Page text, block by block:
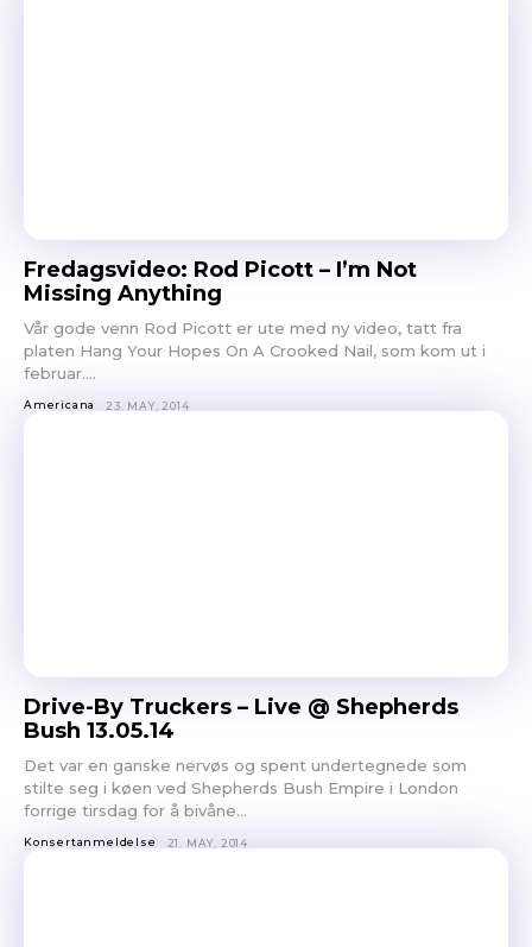
Les bloggen.Passer din musikk inn blant platene vi skriver
Fredagsvideo: Rod Picott – I’m Not
Missing Anything
Vår gode venn Rod Picott er ute med ny video, tatt fra
platen Hang Your Hopes On A Crooked Nail, som kom ut i
februar....
Americana 23. MAY, 2014
Drive-By Truckers – Live @ Shepherds
Bush 13.05.14
Det var en ganske nervøs og spent undertegnede som
stilte seg i køen ved Shepherds Bush Empire i London
forrige tirsdag for å bivåne...
Konsertanmeldelse 21. MAY, 2014